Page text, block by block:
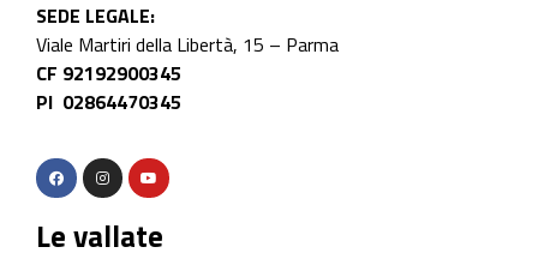
SEDE LEGALE:
Viale Martiri della Libertà, 15 – Parma
CF 92192900345
PI 02864470345
Le vallate